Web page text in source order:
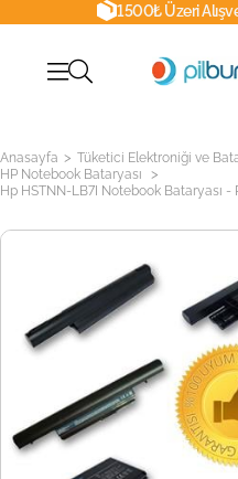
1500₺ Üzeri
Anasayfa > Tüketici Elektroniği ve
HP Notebook Bataryası >
Hp HSTNN-LB7I Notebook Bataryası